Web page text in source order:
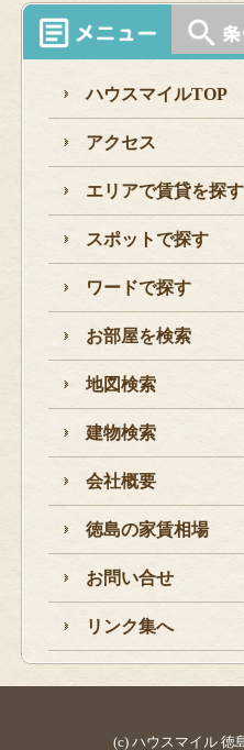
ハウスマイルTOP
アクセス
エリアで賃貸を探す
スポットで探す
ワードで探す
お部屋を検索
地図検索
建物検索
会社概要
徳島の家賃相場
お問い合せ
リンク集へ
(c) ハウスマイル 徳